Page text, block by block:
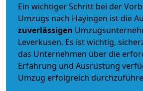
Ein wichtiger Schritt bei der
Umzugs nach Hayingen ist die
zuverlässigen
Leverkusen. Es ist wichtig,
das Unternehmen über die
Erfahrung und Ausrüstung
Umzug erfolgreich